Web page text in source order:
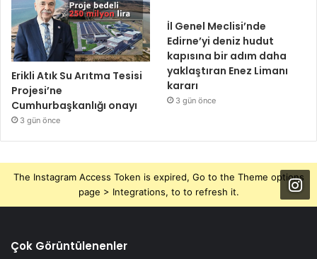
Erikli Atık Su Arıtma Tesisi
Projesi’ne
Cumhurbaşkanlığı onayı
3 gün önce
İl Genel Meclisi’nde
Edirne’yi deniz hudut
kapısına bir adım daha
yaklaştıran Enez Limanı
kararı
3 gün önce
The Instagram Access Token is expired, Go to the Theme options
page > Integrations, to to refresh it.
Çok Görüntülenenler